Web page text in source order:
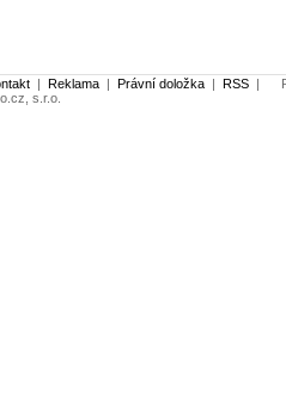
| Reklama | Právní doložka | RSS |
s.r.o.